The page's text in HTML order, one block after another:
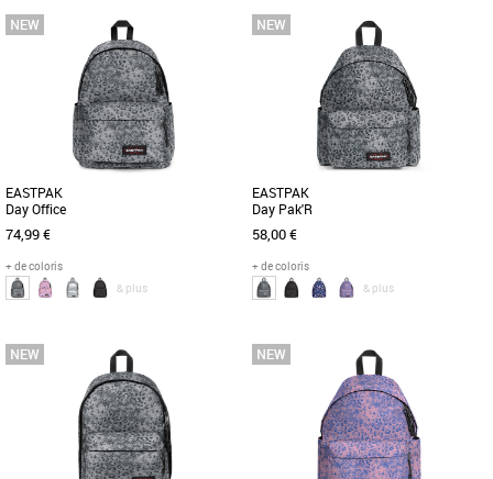
Nouvelle collection Eastpak
Le sac à dos Eastpak Day Pak'R allie
praticité et style, idéal pour apporter
une touche de fraîcheur [...]
Nouvelle collection Eastpak
Le sac à dos Eastpak Day Pak'R allie
style et praticité pour accompagner vos
déplacements quotidiens. [...]
EASTPAK
Day Office
74,99 €
+ de coloris
& plus
Nouvelle collection Eastpak
Le sac à dos Eastpak Day Office allie
praticité et style pour accompagner
toutes vos journées du printemps [...]
EASTPAK
Day Pak'R
58,00 €
+ de coloris
& plus
Nouvelle collection Eastpak
Le sac à dos Eastpak Day Pak'R allie
style et fonctionnalité pour
accompagner vos journées avec